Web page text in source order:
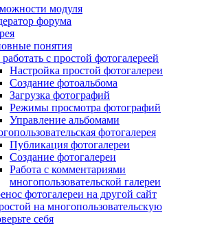
модуля
форума
понятия
с простой фотогалереей
Настройка простой фотогалереи
Создание фотоальбома
Загрузка фотографий
Режимы просмотра фотографий
Управление альбомами
фотогалерея
Публикация фотогалереи
Создание фотогалереи
Работа с комментариями
многопользовательской галереи
фотогалереи на другой сайт
на многопользовательскую
себя